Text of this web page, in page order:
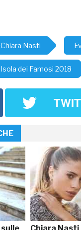
Chiara Nasti
Isola dei Famosi 2018